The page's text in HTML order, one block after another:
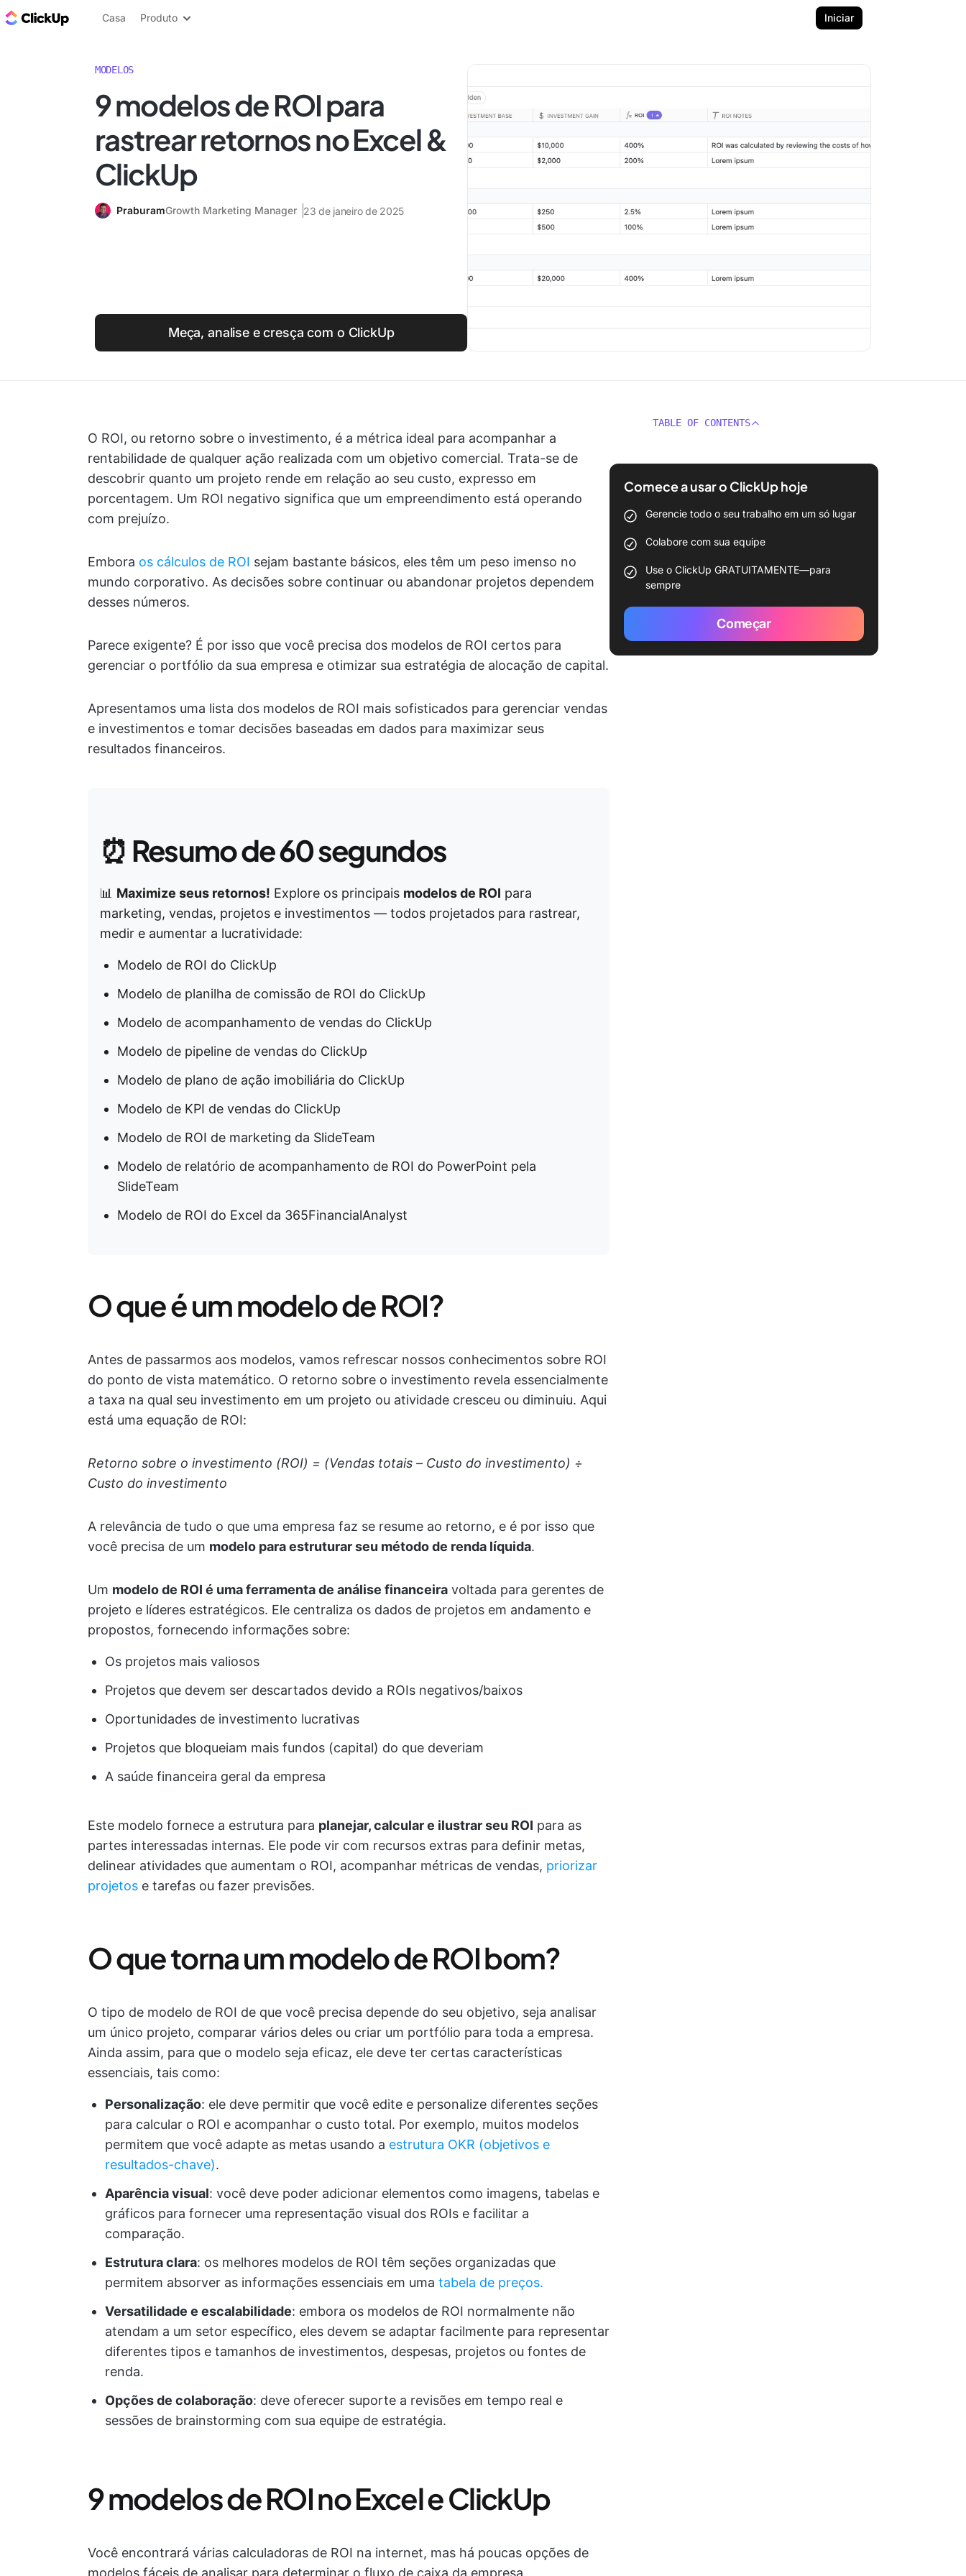
ClickUp Blogue
Casa Produto Iniciar
MODELOS
9 modelos de ROI para
rastrear retornos no Excel &
ClickUp
PraburamGrowth Marketing Manager 23 de janeiro de 2025
Meça, analise e cresça com o ClickUp
O ROI, ou retorno sobre o investimento, é a métrica ideal para acompanhar a
rentabilidade de qualquer ação realizada com um objetivo comercial. Trata-se de
descobrir quanto um projeto rende em relação ao seu custo, expresso em
porcentagem. Um ROI negativo significa que um empreendimento está operando
com prejuízo.
Embora os cálculos de ROI sejam bastante básicos, eles têm um peso imenso no
mundo corporativo. As decisões sobre continuar ou abandonar projetos dependem
desses números.
Parece exigente? É por isso que você precisa dos modelos de ROI certos para
gerenciar o portfólio da sua empresa e otimizar sua estratégia de alocação de capital.
Apresentamos uma lista dos modelos de ROI mais sofisticados para gerenciar vendas
e investimentos e tomar decisões baseadas em dados para maximizar seus
resultados financeiros.
⏰ Resumo de 60 segundos
📊 Maximize seus retornos! Explore os principais modelos de ROI para
marketing, vendas, projetos e investimentos — todos projetados para rastrear,
medir e aumentar a lucratividade:
Modelo de ROI do ClickUp
Modelo de planilha de comissão de ROI do ClickUp
Modelo de acompanhamento de vendas do ClickUp
Modelo de pipeline de vendas do ClickUp
Modelo de plano de ação imobiliária do ClickUp
Modelo de KPI de vendas do ClickUp
Modelo de ROI de marketing da SlideTeam
Modelo de relatório de acompanhamento de ROI do PowerPoint pela
SlideTeam
Modelo de ROI do Excel da 365FinancialAnalyst
O que é um modelo de ROI?
Antes de passarmos aos modelos, vamos refrescar nossos conhecimentos sobre ROI
do ponto de vista matemático. O retorno sobre o investimento revela essencialmente
a taxa na qual seu investimento em um projeto ou atividade cresceu ou diminuiu. Aqui
está uma equação de ROI:
Retorno sobre o investimento (ROI) = (Vendas totais – Custo do investimento) ÷
Custo do investimento
A relevância de tudo o que uma empresa faz se resume ao retorno, e é por isso que
você precisa de um modelo para estruturar seu método de renda líquida.
Um modelo de ROI é uma ferramenta de análise financeira voltada para gerentes de
projeto e líderes estratégicos. Ele centraliza os dados de projetos em andamento e
propostos, fornecendo informações sobre:
Os projetos mais valiosos
Projetos que devem ser descartados devido a ROIs negativos/baixos
Oportunidades de investimento lucrativas
Projetos que bloqueiam mais fundos (capital) do que deveriam
A saúde financeira geral da empresa
Este modelo fornece a estrutura para planejar, calcular e ilustrar seu ROI para as
partes interessadas internas. Ele pode vir com recursos extras para definir metas,
delinear atividades que aumentam o ROI, acompanhar métricas de vendas, priorizar
projetos e tarefas ou fazer previsões.
O que torna um modelo de ROI bom?
O tipo de modelo de ROI de que você precisa depende do seu objetivo, seja analisar
um único projeto, comparar vários deles ou criar um portfólio para toda a empresa.
Ainda assim, para que o modelo seja eficaz, ele deve ter certas características
essenciais, tais como:
Personalização: ele deve permitir que você edite e personalize diferentes seções
para calcular o ROI e acompanhar o custo total. Por exemplo, muitos modelos
permitem que você adapte as metas usando a estrutura OKR (objetivos e
resultados-chave).
Aparência visual: você deve poder adicionar elementos como imagens, tabelas e
gráficos para fornecer uma representação visual dos ROIs e facilitar a
comparação.
Estrutura clara: os melhores modelos de ROI têm seções organizadas que
permitem absorver as informações essenciais em uma tabela de preços.
Versatilidade e escalabilidade: embora os modelos de ROI normalmente não
atendam a um setor específico, eles devem se adaptar facilmente para representar
diferentes tipos e tamanhos de investimentos, despesas, projetos ou fontes de
renda.
Opções de colaboração: deve oferecer suporte a revisões em tempo real e
sessões de brainstorming com sua equipe de estratégia.
9 modelos de ROI no Excel e ClickUp
Você encontrará várias calculadoras de ROI na internet, mas há poucas opções de
modelos fáceis de analisar para determinar o fluxo de caixa da empresa.
TABLE OF CONTENTS
Comece a usar o ClickUp hoje
Gerencie todo o seu trabalho em um só lugar
Colabore com sua equipe
Use o ClickUp GRATUITAMENTE—para
sempre
Começar